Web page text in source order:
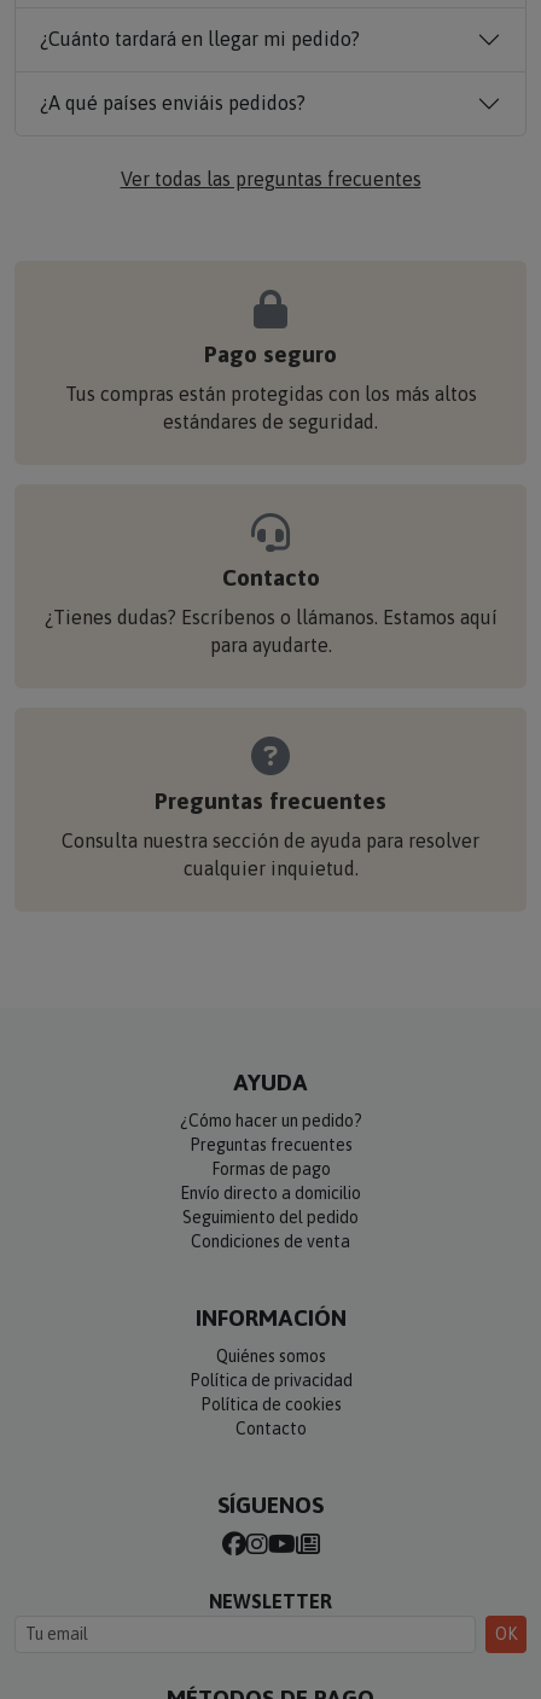
¿Cuánto tardará en llegar mi pedido?
¿A qué países enviáis pedidos?
Ver todas las preguntas frecuentes
Pago seguro
Tus compras están protegidas con los más altos
estándares de seguridad.
Contacto
¿Tienes dudas? Escríbenos o llámanos. Estamos aquí
para ayudarte.
Preguntas frecuentes
Consulta nuestra sección de ayuda para resolver
cualquier inquietud.
AYUDA
¿Cómo hacer un pedido?
Preguntas frecuentes
Formas de pago
Envío directo a domicilio
Seguimiento del pedido
Condiciones de venta
INFORMACIÓN
Quiénes somos
Política de privacidad
Política de cookies
Contacto
SÍGUENOS
NEWSLETTER
OK